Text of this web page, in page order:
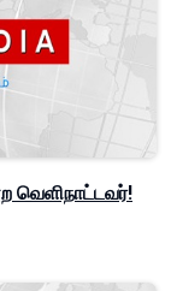
வெளிநாட்டவர்!